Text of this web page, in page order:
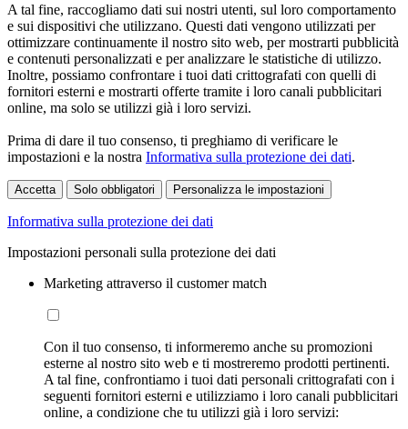
A tal fine, raccogliamo dati sui nostri utenti, sul loro comportamento
e sui dispositivi che utilizzano. Questi dati vengono utilizzati per
ottimizzare continuamente il nostro sito web, per mostrarti pubblicità
e contenuti personalizzati e per analizzare le statistiche di utilizzo.
Inoltre, possiamo confrontare i tuoi dati crittografati con quelli di
fornitori esterni e mostrarti offerte tramite i loro canali pubblicitari
online, ma solo se utilizzi già i loro servizi.
Prima di dare il tuo consenso, ti preghiamo di verificare le
impostazioni e la nostra Informativa sulla protezione dei dati.
Accetta Solo obbligatori Personalizza le impostazioni
Informativa sulla protezione dei dati
Impostazioni personali sulla protezione dei dati
Marketing attraverso il customer match
Con il tuo consenso, ti informeremo anche su promozioni
esterne al nostro sito web e ti mostreremo prodotti pertinenti.
A tal fine, confrontiamo i tuoi dati personali crittografati con i
seguenti fornitori esterni e utilizziamo i loro canali pubblicitari
online, a condizione che tu utilizzi già i loro servizi: